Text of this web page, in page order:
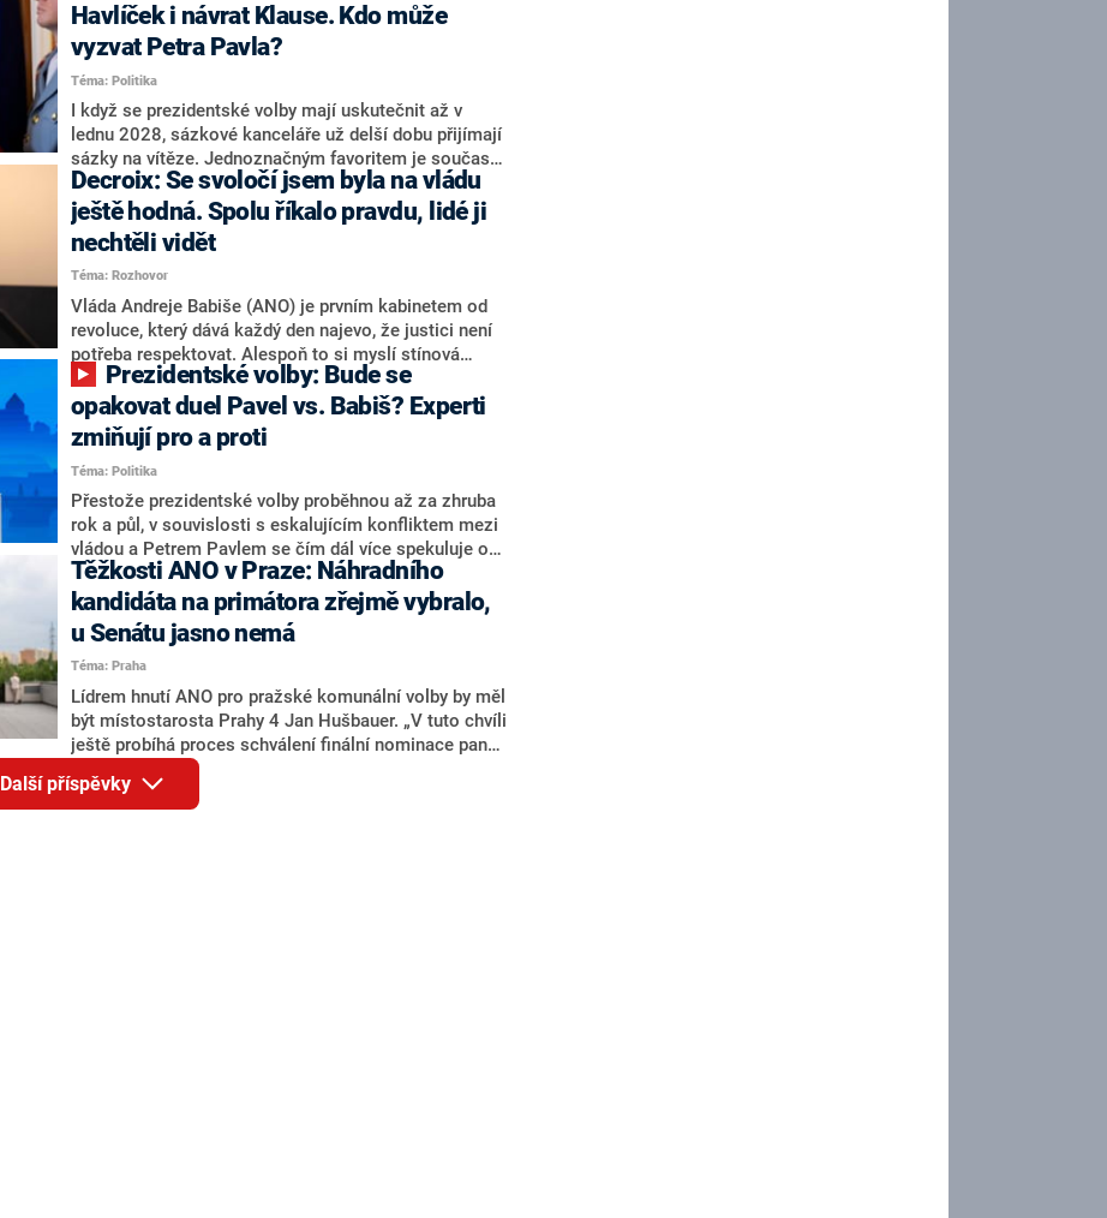
Martin Kuba. Konkrétní nebyl, ale získat by takto mohl
například senátora Zdeňka Hrabu, který je dnes
součástí klubu ODS a TOP 09. Hraba to na dotaz
redakce nevyloučil. Předseda klubu senátorů ODS
Zdeněk Nytra redakci řekl, že počítá s odchodem
některých senátorů z klubu a že Naše Česko není
nepřítel, ale soupeř.
Havlíček i návrat Klause. Kdo může
vyzvat Petra Pavla?
Téma: Politika
I když se prezidentské volby mají uskutečnit až v
lednu 2028, sázkové kanceláře už delší dobu přijímají
sázky na vítěze. Jednoznačným favoritem je současná
hlava státu Petr Pavel. Daleko za ním pak bookmakeři
zmiňují dva výrazné politiky ANO, tedy premiéra
Andreje Babiše a ministra průmyslu Karla Havlíčka.
Oblíbeným tipem samotných sázkařů je poslanec za
Motoristy Filip Turek. Politolog Jan Kubáček nicméně
o případné kandidatuře kohokoliv ze zmíněné trojice
značně pochybuje. Podle něj současná koalice dosud
nemá osobu, která by Pavlovi mohla konkurovat.
Decroix: Se svoločí jsem byla na vládu
ještě hodná. Spolu říkalo pravdu, lidé ji
nechtěli vidět
Téma: Rozhovor
Vláda Andreje Babiše (ANO) je prvním kabinetem od
revoluce, který dává každý den najevo, že justici není
potřeba respektovat. Alespoň to si myslí stínová
ministryně spravedlnosti ODS Eva Decroix. V
rozhovoru pro CNN Prima NEWS si nebrala servítky
ohledně politického výkonu svého nástupce Jeronýma
Tejce (za ANO) či vládní zmocněnkyně pro lidská
práva Taťány Malé (ANO). Označením „svoloč“ na
adresu vlády prý byla ještě hodná. Decroix se také
vrátila k volební porážce koalice Spolu či promluvila o
hnutí Naše Česko Martina Kuby.
opakovat duel Pavel vs. Babiš? Experti
zmiňují pro a proti
Téma: Politika
Přestože prezidentské volby proběhnou až za zhruba
rok a půl, v souvislosti s eskalujícím konfliktem mezi
vládou a Petrem Pavlem se čím dál více spekuluje o
tom, koho by do bitvy o Hrad mohla vyslat současná
koalice. Někteří političtí komentátoři znovu vytahují
jméno premiéra Andreje Babiše (ANO). Jak moc je
pravděpodobné, že se v prezidentských volbách 2028
bude znovu opakovat souboj z roku 2023?
Těžkosti ANO v Praze: Náhradního
kandidáta na primátora zřejmě vybralo,
u Senátu jasno nemá
Téma: Praha
Lídrem hnutí ANO pro pražské komunální volby by měl
být místostarosta Prahy 4 Jan Hušbauer. „V tuto chvíli
ještě probíhá proces schválení finální nominace pana
Jana Hušbauera Výborem hnutí ANO,“ uvedl pro
redakci místopředseda pražského ANO Martin
Benkovič. O Hušbauerovi se spekulovalo jako o
Další příspěvky